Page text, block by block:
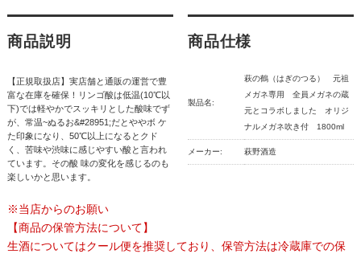
商品説明
【正規取扱店】実店舗と通販の運営で豊
富な在庫を確保！リンゴ酸は低温(10℃以
下)では軽やかでスッキリとした酸味でず
が、常温~ぬるお&#28951;だとややボ ケ
た印象になり、50℃以上になるとクド
く、苦味や渋味に感じやすい酸と言われ
ています。その酸 味の変化を感じるのも
楽しいかと思います。
商品仕様
製品名:
萩の鶴（はぎのつる） 元祖
メガネ専用 全員メガネの蔵
元とコラボしました オリジ
ナルメガネ吹き付 1800ml
メーカー: 萩野酒造
※当店からのお願い
【商品の保管方法について】
生酒についてはクール便を推奨しており、保管方法は冷蔵庫での保